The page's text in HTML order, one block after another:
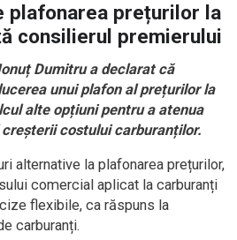
plafonarea prețurilor la
consilierul premierului
Dumitru a declarat că
unui plafon al prețurilor la
alte opțiuni pentru a atenua
costului carburanților.
alternative la plafonarea prețurilor,
comercial aplicat la carburanți
flexibile, ca răspuns la
carburanți.